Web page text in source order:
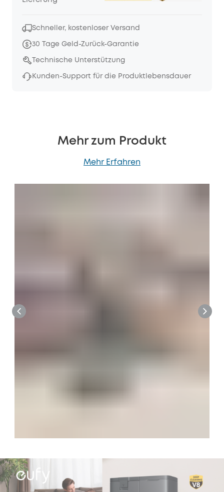
Schneller, kostenloser Versand
30 Tage Geld-Zurück-Garantie
Technische Unterstützung
Kunden-Support für die Produktlebensdauer
Mehr zum Produkt
Mehr Erfahren